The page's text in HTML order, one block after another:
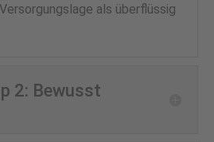
als überflüssig
2: Bewusst